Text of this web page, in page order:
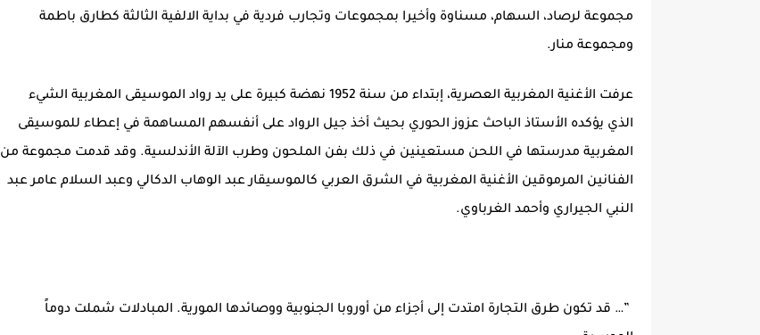
مجموعة لرصاد، السهام، مسناوة وأخيرا بمجموعات وتجارب فردية في بداية الالفية الثالثة كطارق باطمة
ومجموعة منار.
عرفت الأغنية المغربية العصرية، إبتداء من سنة 1952 نهضة كبيرة على يد رواد الموسيقى المغربية الشيء
الذي يؤكده الأستاذ الباحث عزوز الحوري بحيث أخذ جيل الرواد على أنفسهم المساهمة في إعطاء للموسيقى
المغربية مدرستها في اللحن مستعينين في ذلك بفن الملحون وطرب الآلة الأندلسية. وقد قدمت مجموعة من
الفنانين المرموقين الأغنية المغربية في الشرق العربي كالموسيقار عبد الوهاب الدكالي وعبد السلام عامر عبد
النبي الجيراري وأحمد الغرباوي.
”… قد تكون طرق التجارة امتدت إلى أجزاء من أوروبا الجنوبية ووصائدها المورية. المبادلات شملت دوماً